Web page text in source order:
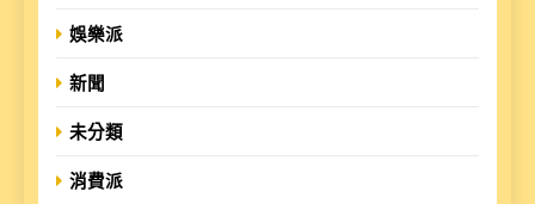
娛樂派
新聞
未分類
消費派